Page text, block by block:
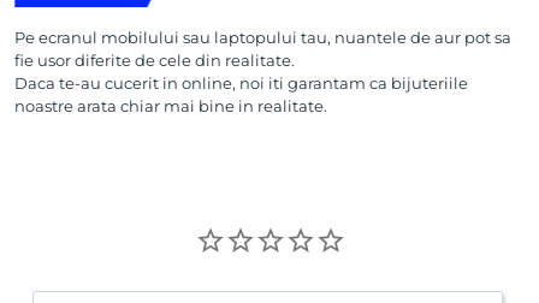
Pe ecranul mobilului sau laptopului tau, nuantele de aur pot sa
fie usor diferite de cele din realitate.
Daca te-au cucerit in online, noi iti garantam ca bijuteriile
noastre arata chiar mai bine in realitate.